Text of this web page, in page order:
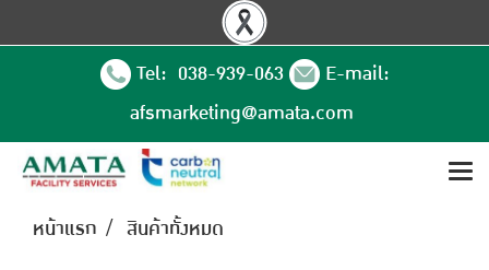
Tel: 038-939-063
E-mail:
afsmarketing@amata.com
หน้าแรก สินค้าทั้งหมด